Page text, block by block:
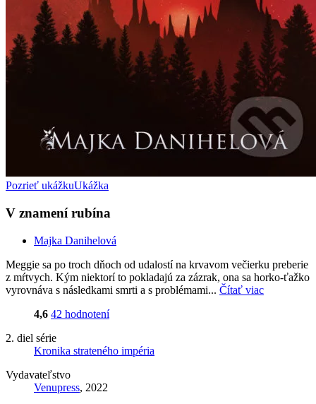
Pozrieť ukážkuUkážka
V znamení rubína
Majka Danihelová
Meggie sa po troch dňoch od udalostí na krvavom večierku preberie
z mŕtvych. Kým niektorí to pokladajú za zázrak, ona sa horko-ťažko
vyrovnáva s následkami smrti a s problémami... Čítať viac
4,6 42 hodnotení
2. diel série
Kronika strateného impéria
Vydavateľstvo
Venupress, 2022